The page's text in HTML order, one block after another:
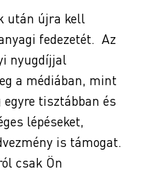
után újra kell
fedezetét. Az
nyugdíjjal
a médiában, mint
tisztábban és
lépéseket,
is támogat.
csak Ön